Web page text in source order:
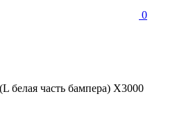
0
белая часть бампера) X3000